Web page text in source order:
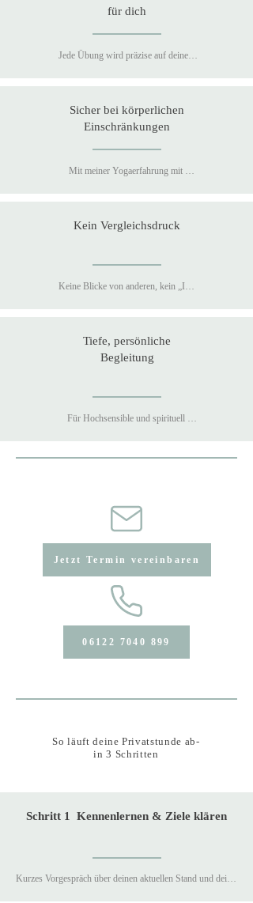
für dich
Jede Übung wird präzise auf deinen
Wirkung und Sicherheit.
Sicher bei körperlichen
Einschränkungen
Mit meiner Yogaerfahrung mit
Kein Vergleichsdruck
Keine Blicke von anderen, kein „Ich
Tiefe, persönliche
Begleitung
Für Hochsensible und spirituell
das, was wirklich bewegt.
Jetzt Termin vereinbaren
06122 7040 899
So läuft deine Privatstunde ab-
in 3 Schritten
Schritt 1 Kennenlernen & Ziele klären
Kurzes Vorgespräch über deinen aktuellen Stand und deine